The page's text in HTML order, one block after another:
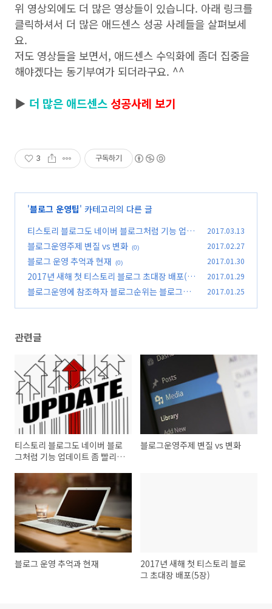
위 영상외에도 더 많은 영상들이 있습니다. 아래 링크를
클릭하셔서 더 많은 애드센스 성공 사례들을 살펴보세
요.
저도 영상들을 보면서, 애드센스 수익화에 좀더 집중을
해야겠다는 동기부여가 되더라구요. ^^
▶ 더 많은 애드센스 성공사례 보기
3 구독하기
'블로그 운영팁' 카테고리의 다른 글
티스토리 블로그도 네이버 블로그처럼 기능 업데
이트 좀 빨리 해줬으면 (0)
2017.03.13
블로그운영주제 변질 vs 변화 (0) 2017.02.27
블로그 운영 추억과 현재 (0) 2017.01.30
2017년 새해 첫 티스토리 블로그 초대장 배포(5
장)
(10)
2017.01.29
블로그운영에 참조하자 블로그순위는 블로그차
2017.01.25
관련글
티스토리 블로그도 네이버 블로
그처럼 기능 업데이트 좀 빨리
블로그운영주제 변질 vs 변화
블로그 운영 추억과 현재
2017년 새해 첫 티스토리 블로
그 초대장 배포(5장)